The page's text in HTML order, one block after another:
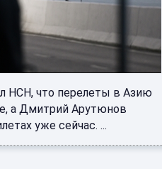
НСН, что перелеты в Азию
а Дмитрий Арутюнов
уже сейчас. ...